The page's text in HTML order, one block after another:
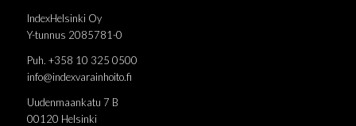
IndexHelsinki Oy
Y-tunnus 2085781-0
Puh. +358 10 325 0500
info@indexvarainhoito.fi
Uudenmaankatu 7 B
00120 Helsinki